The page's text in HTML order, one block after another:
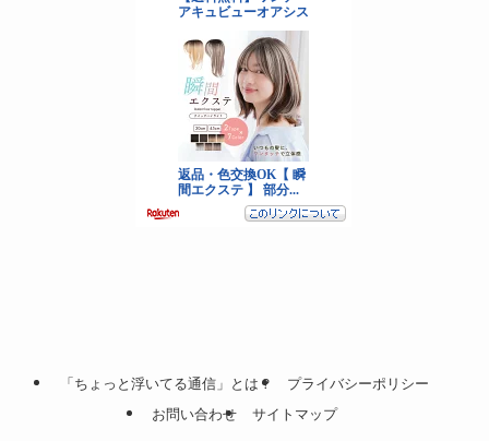
「ちょっと浮いてる通信」とは？
プライバシーポリシー
お問い合わせ
サイトマップ